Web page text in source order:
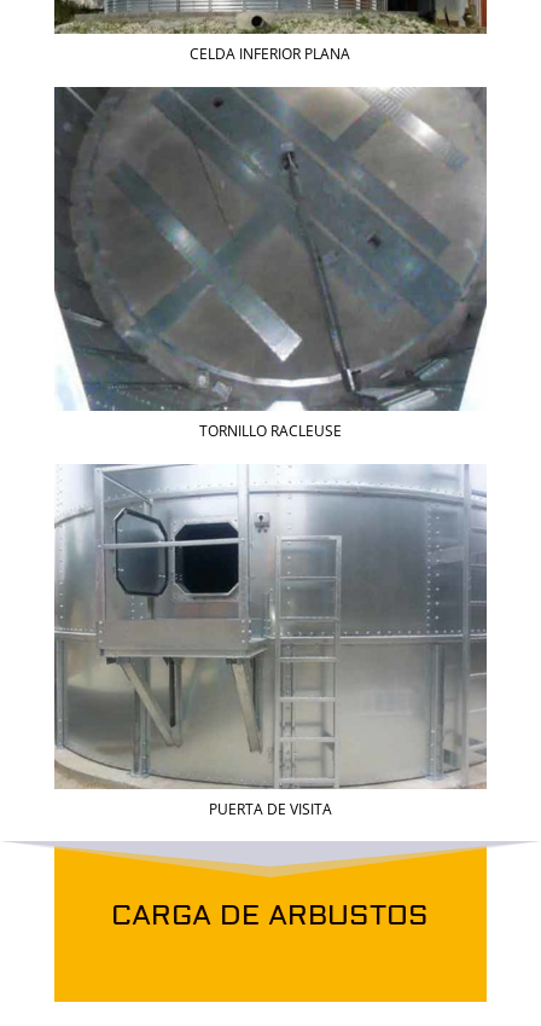
CELDA INFERIOR PLANA
TORNILLO RACLEUSE
PUERTA DE VISITA
CARGA DE ARBUSTOS